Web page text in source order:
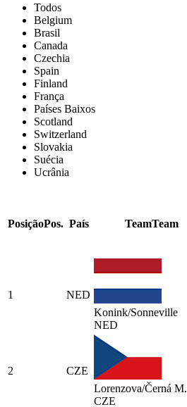
Todos
Belgium
Brasil
Canada
Czechia
Spain
Finland
França
Países Baixos
Scotland
Switzerland
Slovakia
Suécia
Ucrânia
PosiçãoPos. País TeamTeam
1
NED
Konink/Sonneville
NED
2
CZE
Lorenzova/Černá M.
CZE